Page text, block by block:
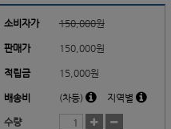
소비자가 150,000원
판매가 150,000원
적립금 15,000원
배송비 (차등) 지역별
수량